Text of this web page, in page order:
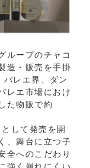
ループのチャコ
造・販売を手掛
レエ界、ダン
レエ市場におけ
た物販で約
して発売を開
、舞台に立つ子
全へのこだわり